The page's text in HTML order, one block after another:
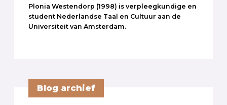
Plonia Westendorp (1998) is verpleegkundige en
student Nederlandse Taal en Cultuur aan de
Universiteit van Amsterdam.
Blog archief